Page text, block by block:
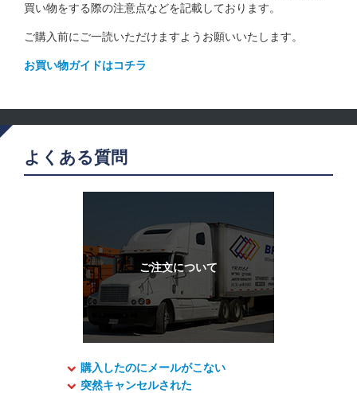
買い物をする際の注意点などを記載しております。
ご購入前にご一読いただけますようお願いいたします。
お買い物ガイドはコチラ
よくある質問
購入したのにメールがこない
突然キャンセルされた